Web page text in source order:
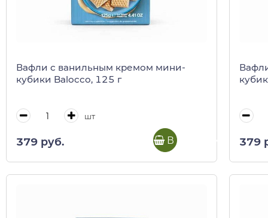
Вафли с ванильным кремом мини-
кубики Balocco, 125 г
шт
379 руб. В корзину 379